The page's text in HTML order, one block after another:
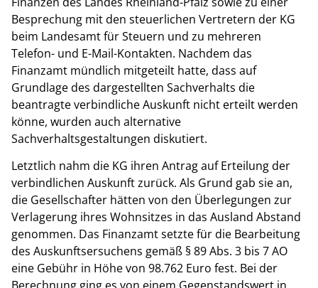
Besprechung mit den steuerlichen Vertretern der KG
beim Landesamt für Steuern und zu mehreren
Telefon- und E-Mail-Kontakten. Nachdem das
Finanzamt mündlich mitgeteilt hatte, dass auf
Grundlage des dargestellten Sachverhalts die
beantragte verbindliche Auskunft nicht erteilt werden
könne, wurden auch alternative
Sachverhaltsgestaltungen diskutiert.
Letztlich nahm die KG ihren Antrag auf Erteilung der
verbindlichen Auskunft zurück. Als Grund gab sie an,
die Gesellschafter hätten von den Überlegungen zur
Verlagerung ihres Wohnsitzes in das Ausland Abstand
genommen. Das Finanzamt setzte für die Bearbeitung
des Auskunftsersuchens gemäß § 89 Abs. 3 bis 7 AO
eine Gebühr in Höhe von 98.762 Euro fest. Bei der